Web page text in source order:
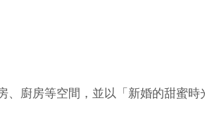
廚房等空間，並以「新婚的甜蜜